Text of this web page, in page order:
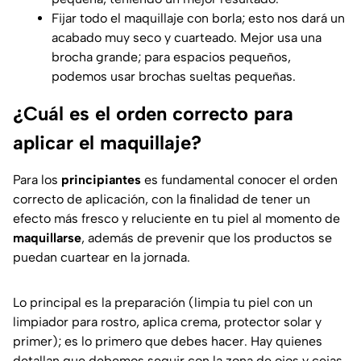
Fijar todo el maquillaje con borla; esto nos dará un
acabado muy seco y cuarteado. Mejor usa una
brocha grande; para espacios pequeños,
podemos usar brochas sueltas pequeñas.
¿Cuál es el orden correcto para
aplicar el maquillaje?
Para los principiantes es fundamental conocer el orden
correcto de aplicación, con la finalidad de tener un
efecto más fresco y reluciente en tu piel al momento de
maquillarse, además de prevenir que los productos se
puedan cuartear en la jornada.
Lo principal es la preparación (limpia tu piel con un
limpiador para rostro, aplica crema, protector solar y
primer); es lo primero que debes hacer. Hay quienes